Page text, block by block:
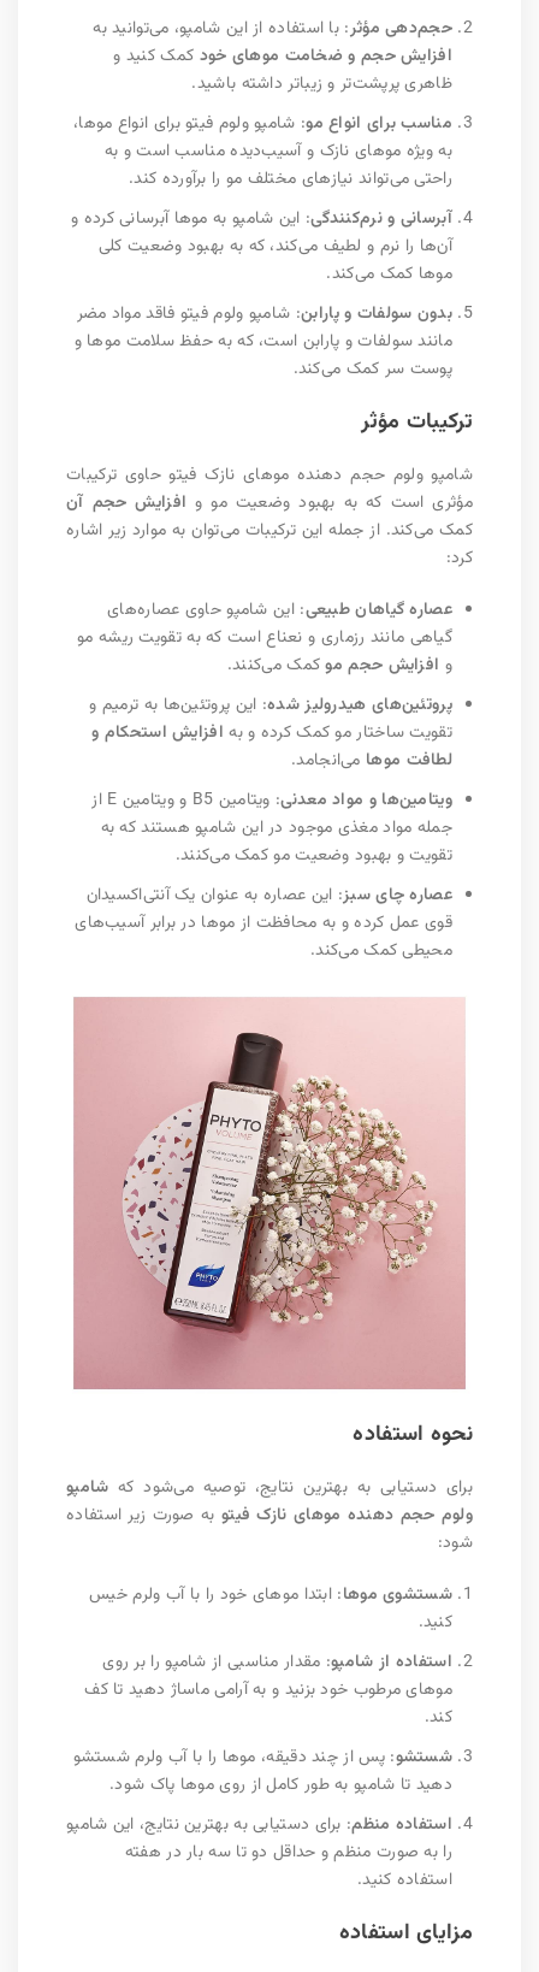
حجم‌دهی مؤثر: با استفاده از این شامپو، می‌توانید به
افزایش حجم و ضخامت موهای خود کمک کنید و
ظاهری پرپشت‌تر و زیباتر داشته باشید.
مناسب برای انواع مو: شامپو ولوم فیتو برای انواع موها،
به ویژه موهای نازک و آسیب‌دیده مناسب است و به
راحتی می‌تواند نیازهای مختلف مو را برآورده کند.
آبرسانی و نرم‌کنندگی: این شامپو به موها آبرسانی کرده و
آن‌ها را نرم و لطیف می‌کند، که به بهبود وضعیت کلی
موها کمک می‌کند.
بدون سولفات و پارابن: شامپو ولوم فیتو فاقد مواد مضر
مانند سولفات و پارابن است، که به حفظ سلامت موها و
پوست سر کمک می‌کند.
ترکیبات مؤثر
شامپو ولوم حجم دهنده موهای نازک فیتو حاوی ترکیبات
مؤثری است که به بهبود وضعیت مو و افزایش حجم آن
کمک می‌کند. از جمله این ترکیبات می‌توان به موارد زیر اشاره
کرد:
عصاره گیاهان طبیعی: این شامپو حاوی عصاره‌های
گیاهی مانند رزماری و نعناع است که به تقویت ریشه مو
و افزایش حجم موکمک می‌کنند.
پروتئین‌های هیدرولیز شده: این پروتئین‌ها به ترمیم و
تقویت ساختار مو کمک کرده و به افزایش استحکام و
لطافت موها می‌انجامد.
ویتامین‌ها و مواد معدنی
: ویتامین B5 و ویتامین E از
جمله مواد مغذی موجود در این شامپو هستند که به
تقویت و بهبود وضعیت مو کمک می‌کنند.
عصاره چای سبز: این عصاره به عنوان یک آنتی‌اکسیدان
قوی عمل کرده و به محافظت از موها در برابر آسیب‌های
محیطی کمک می‌کند.
نحوه استفاده
برای دستیابی به بهترین نتایج، توصیه می‌شود که شامپو
ولوم حجم دهنده موهای نازک فیتو به صورت زیر استفاده
شود:
شستشوی موها: ابتدا موهای خود را با آب ولرم خیس
کنید.
استفاده از شامپو: مقدار مناسبی از شامپو را بر روی
موهای مرطوب خود بزنید و به آرامی ماساژ دهید تا کف
کند.
شستشو: پس از چند دقیقه، موها را با آب ولرم شستشو
دهید تا شامپو به طور کامل از روی موها پاک شود.
استفاده منظم: برای دستیابی به بهترین نتایج، این شامپو
را به صورت منظم و حداقل دو تا سه بار در هفته
استفاده کنید.
مزایای استفاده